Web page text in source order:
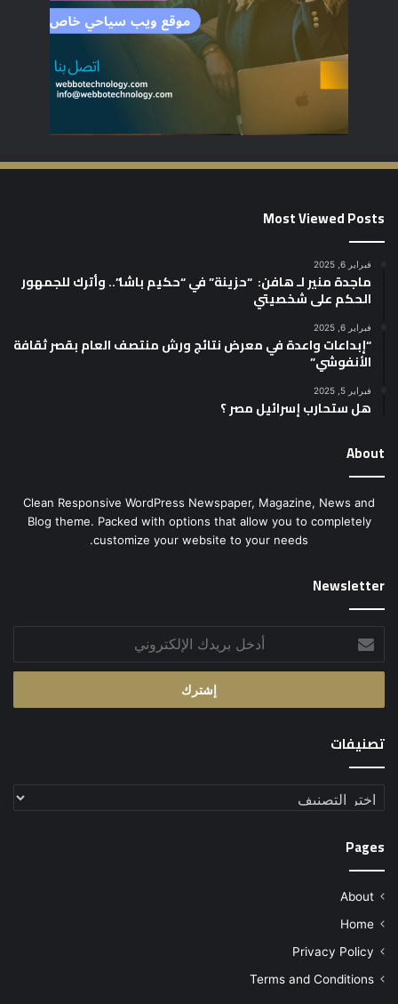
Most Viewed Posts
فبراير 6, 2025
ماجدة منير لـ هافن: “حزينة” في “حكيم باشا”.. وأترك للجمهور
الحكم على شخصيتي
فبراير 6, 2025
“إبداعات واعدة في معرض نتائج ورش منتصف العام بقصر ثقافة
الأنفوشي”
فبراير 5, 2025
هل ستحارب إسرائيل مصر ؟
About
Clean Responsive WordPress Newspaper, Magazine, News and
Blog theme. Packed with options that allow you to completely
customize your website to your needs.
Newsletter
بريدك
الإلكتروني
تصنيفات
تصنيفات
Pages
About
Home
Privacy Policy
Terms and Conditions